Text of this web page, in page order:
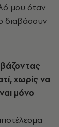
μου όταν
διαβάσουν
χωρίς να
μόνο